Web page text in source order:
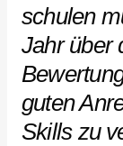
schulen
Jahr über
guten
Skills zu